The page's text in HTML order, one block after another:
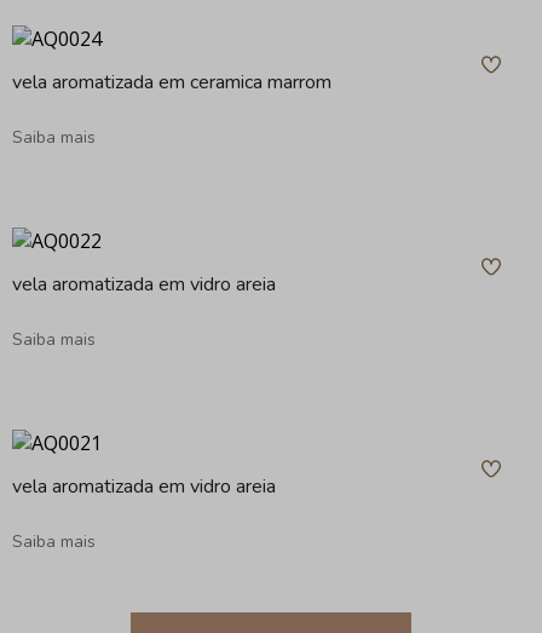
vela aromatizada em ceramica marrom
Saiba mais
vela aromatizada em vidro areia
Saiba mais
vela aromatizada em vidro areia
Saiba mais